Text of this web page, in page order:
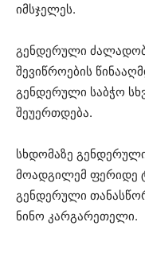
იმსჯელეს.
გენდერული
შევიწროების
გენდერული საბჭო
შეუერთდება.
სხდომაზე
მოადგილემ ფერიდე
გენდერული
ნინო კარგარეთელი.